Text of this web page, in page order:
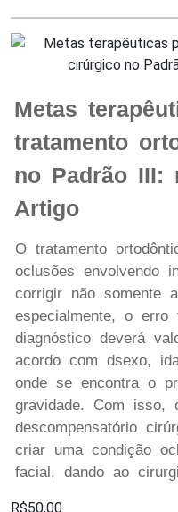
Metas
tratamento
no Padrão III:
Artigo
O tratamento
oclusões envolvendo
corrigir não somente
especialmente, o
diagnóstico deverá
acordo com dsexo,
onde se encontra o
gravidade. Com isso,
descompensatório
criar uma condição
facial, dando ao
R$50,00